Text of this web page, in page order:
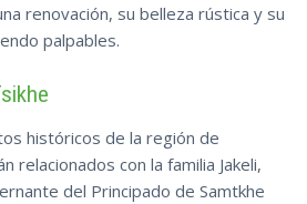
renovación, su belleza rústica y su
palpables.
históricos de la región de
relacionados con la familia Jakeli,
del Principado de Samtkhe